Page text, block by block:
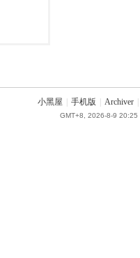
小黑屋 手机版 Archiver
GMT+8, 2026-8-9 20:25